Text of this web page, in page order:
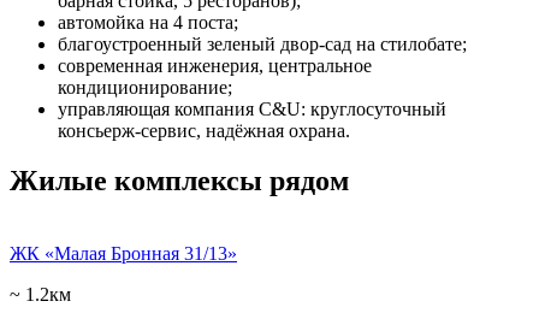
автомойка на 4 поста;
благоустроенный зеленый двор-сад на стилобате;
современная инженерия, центральное
кондиционирование;
управляющая компания C&U: круглосуточный
консьерж-сервис, надёжная охрана.
Жилые комплексы рядом
ЖК «Малая Бронная 31/13»
~ 1.2км